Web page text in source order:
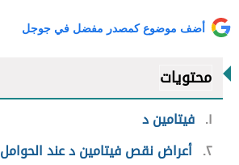
أضف موضوع كمصدر مفضل في جوجل
محتويات
١ فيتامين د
٢ أعراض نقص فيتامين د عند الحوامل